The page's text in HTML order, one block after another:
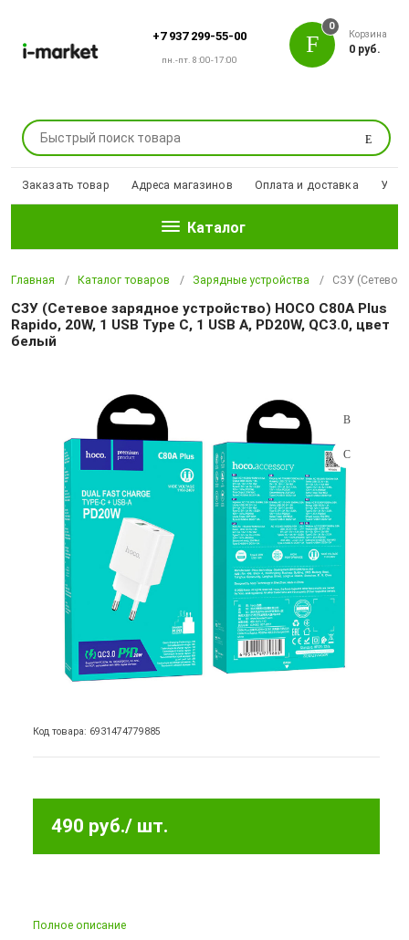
+7 937 299-55-00
пн.-пт. 8:00-17:00
Поиск
0
Корзина
0 руб.
Заказать товар Адреса магазинов Оплата и доставка
Каталог
Главная Каталог товаров Зарядные устройства СЗУ (Сетевое
СЗУ (Сетевое зарядное устройство) HOCO C80A Plus
Rapido, 20W, 1 USB Type C, 1 USB A, PD20W, QC3.0, цвет
белый
Код товара: 6931474779885
490 руб./ шт.
Полное описание